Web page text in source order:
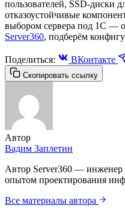
пользователей, SSD-диски
отказоустойчивые
выбором сервера под 1С —
Server360, подберём
Поделиться: ВКонтакте
Скопировать ссылку
Автор
Вадим Заплетин
Автор Server360 — инженер
опытом проектирования
Все материалы автора